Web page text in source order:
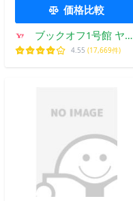
価格比較
ブックオフ1号館 ヤフ
ーショッピング店
4.55 (17,669件)